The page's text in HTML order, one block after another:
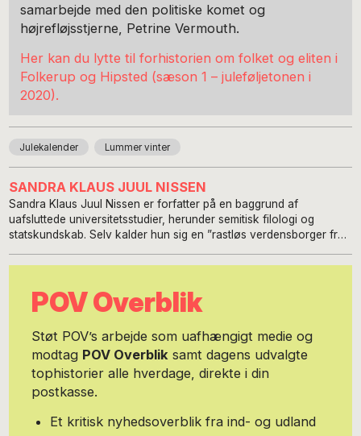
samarbejde med den politiske komet og
højrefløjsstjerne, Petrine Vermouth.
Her kan du lytte til forhistorien om folket og eliten i
Folkerup og Hipsted (sæson 1 – juleføljetonen i
2020).
Julekalender Lummer vinter
SANDRA KLAUS JUUL NISSEN
Sandra Klaus Juul Nissen er forfatter på en baggrund af
uafsluttede universitetsstudier, herunder semitisk filologi og
statskundskab. Selv kalder hun sig en ”rastløs verdensborger fra
stationsforstander ved Hads Ning Herreds Jernbane. Det var
Sandra Klaus har efter eget udsagn for længe erkendt, at hun
endnu ikke er slået igennem hos læserne med en kraft, der gør, at
ernære sig som forfatter af romaner til danske og svenske
ugeblade. To bogudgivelser er det dog blevet til ”Under
maskerne” – en roman om en dansk teologiprofessors forelskelse
i sin indiske yogalærer – samt – ”20 digte om livet”. Sandra Klaus
Juul Nissen har i de senere år tjent til dagen og vejen ved at
skrive begavet triviallitteratur til magasiner og pocketbooks. Ved
POV Overblik
Støt POV’s arbejde som uafhængigt medie og
modtag POV Overbliksamt dagens udvalgte
tophistorier alle hverdage, direkte i din
postkasse.
Et kritisk nyhedsoverblik fra ind- og udland